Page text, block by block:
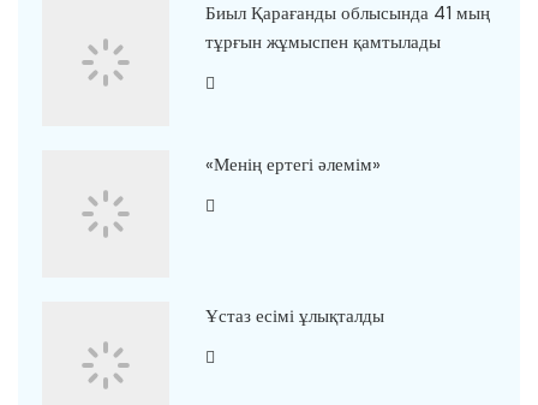
Биыл Қарағанды облысында 41 мың
тұрғын жұмыспен қамтылады
«Менің ертегі әлемім»
Ұстаз есімі ұлықталды